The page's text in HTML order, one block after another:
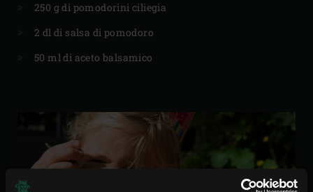
250 g di pomodorini ciliegia
2 dl di salsa di pomodoro
50 ml di aceto balsamico